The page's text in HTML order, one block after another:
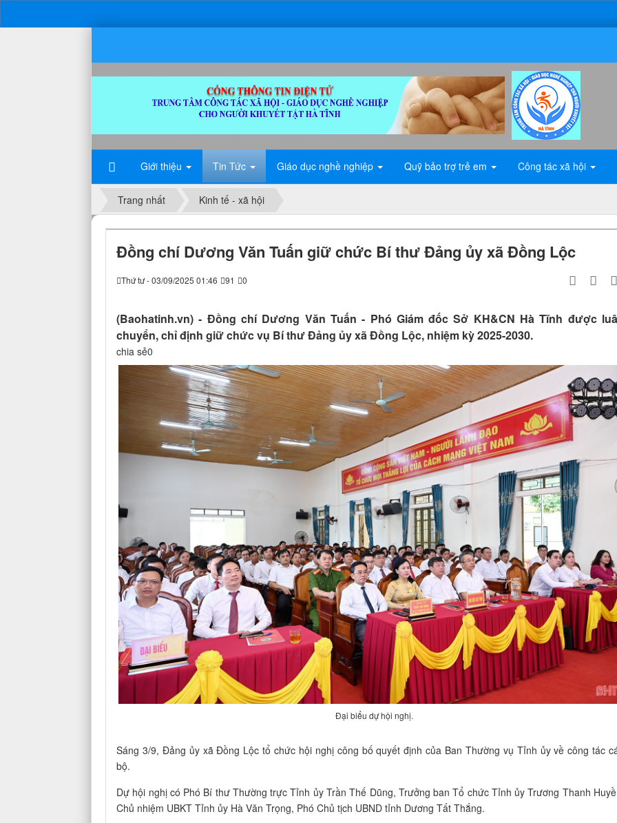
Giới thiệu Tin Tức Giáo dục nghề nghiệp Quỹ bảo trợ trẻ em Công tác xã hội
Trang nhất Kinh tế - xã hội
Đồng chí Dương Văn Tuấn giữ chức Bí thư Đảng ủy xã Đồng Lộc
Thứ tư - 03/09/2025 01:46 91 0
(Baohatinh.vn) - Đồng chí Dương Văn Tuấn - Phó Giám đốc Sở KH&CN Hà Tĩnh được
chuyển, chỉ định giữ chức vụ Bí thư Đảng ủy xã Đồng Lộc, nhiệm kỳ 2025-2030.
chia sẻ0
Đại biểu dự hội nghị.
Sáng 3/9, Đảng ủy xã Đồng Lộc tổ chức hội nghị công bố quyết định của Ban Thường vụ Tỉnh ủy về công tác
bộ.
Dự hội nghị có Phó Bí thư Thường trực Tỉnh ủy Trần Thế Dũng, Trưởng ban Tổ chức Tỉnh ủy Trương Thanh
Chủ nhiệm UBKT Tỉnh ủy Hà Văn Trọng, Phó Chủ tịch UBND tỉnh Dương Tất Thắng.